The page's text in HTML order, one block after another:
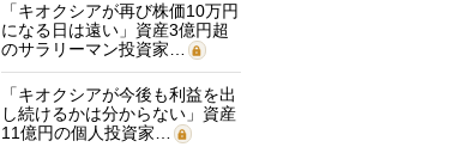
「キオクシアが再び株価10万円
になる日は遠い」資産3億円超
のサラリーマン投資家…
「キオクシアが今後も利益を出
し続けるかは分からない」資産
11億円の個人投資家…